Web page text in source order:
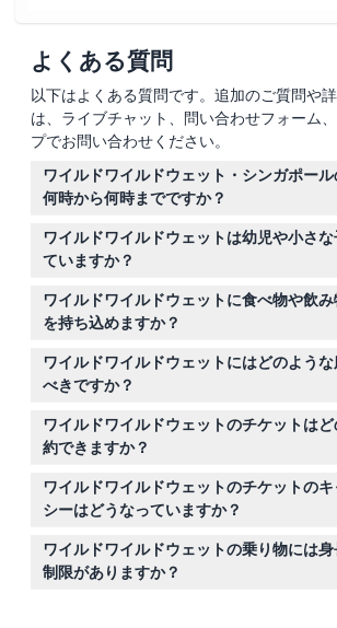
よくある質問
以下はよくある質問です。追加のご質問や
は、ライブチャット、問い合わせフォーム
プでお問い合わせください。
ワイルドワイルドウェット・シンガポー
何時から何時までですか？
ワイルドワイルドウェットは月曜日から金
時から午後6時まで営業しています（最終
時）。週末、学校の休暇期間、祝日は午前
時まで営業しています（最終入場は午後5
学校の休暇期間と祝日を除き休園日です
ワイルドワイルドウェットは幼児や小さ
ていますか？
はい、ワイルドワイルドウェットには全年
クションがあり、子供向けのスプラッシ
れています。3歳未満の子供は無料で入場
全のため水遊び用おむつの着用が必要で
ワイルドワイルドウェットに食べ物や飲
を持ち込めますか？
いいえ、ワイルドワイルドウェット内への
物、ペットの持ち込みは認められていま
許可されています。快適に過ごすため、
み物を購入してください。
ワイルドワイルドウェットにはどのような
べきですか？
ジッパーやボタン、硬い物の付いていない
ョートパンツ、Ｔシャツを着用してくだ
ば子供は水遊び用おむつを着用してくださ
の着用は安全で快適な滞在に役立ちます。
ワイルドワイルドウェットのチケットは
約できますか？
このウェブサイト上で簡単にワイルドワイ
チケットをオンライン予約できます。ご
し、予約手続き中に空席状況を確認してく
ズにご利用いただけます。
ワイルドワイルドウェットのチケットの
シーはどうなっていますか？
ワイルドワイルドウェットのチケットは返
なる事情でもキャンセルはできません。
定させてください。
ワイルドワイルドウェットの乗り物には
制限がありますか？